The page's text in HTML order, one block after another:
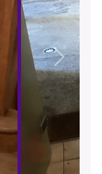
Suivant